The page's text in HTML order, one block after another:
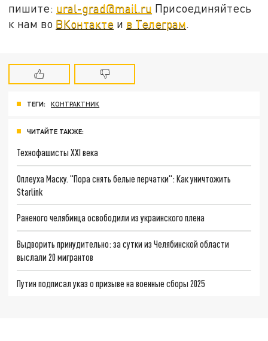
пишите: ural-grad@mail.ru Присоединяйтесь
к нам во ВКонтакте и в Телеграм
ТЕГИ: КОНТРАКТНИК
ЧИТАЙТЕ ТАКЖЕ:
Технофашисты XXI века
Оплеуха Маску. "Пора снять белые перчатки": Как уничтожить
Starlink
Раненого челябинца освободили из украинского плена
Выдворить принудительно: за сутки из Челябинской области
выслали 20 мигрантов
Путин подписал указ о призыве на военные сборы 2025